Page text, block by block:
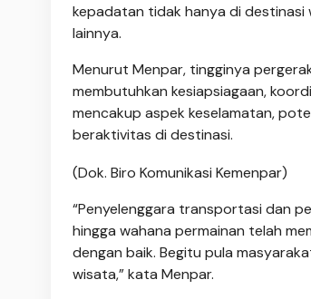
kepadatan tidak hanya di
lainnya.
Menurut Menpar, tingginya
membutuhkan kesiapsiagaan,
mencakup aspek keselamatan,
beraktivitas di destinasi.
(Dok. Biro Komunikasi Kemenpar)
“Penyelenggara transportasi dan
hingga wahana permainan telah
dengan baik. Begitu pula
wisata,” kata Menpar.